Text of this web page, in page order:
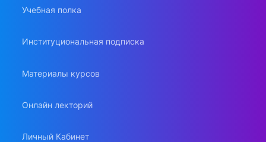
Учебная полка
Институциональная подписка
Материалы курсов
Онлайн лекторий
Личный Кабинет